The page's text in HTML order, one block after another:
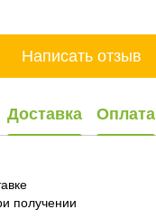
Написать отзыв
Доставка Оплата
получении